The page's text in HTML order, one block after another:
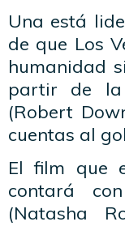
Una está
de que Los
humanidad
partir de la
(Robert
cuentas al
El film que
contará
(Natasha